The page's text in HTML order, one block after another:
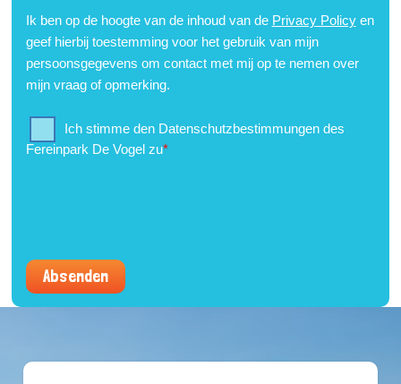
Ik ben op de hoogte van de inhoud van de Privacy Policyen
geef hierbij toestemming voor het gebruik van mijn
persoonsgegevens om contact met mij op te nemen over
mijn vraag of opmerking.
Ich stimme den Datenschutzbestimmungen des
Fereinpark De Vogel zu*
Absenden